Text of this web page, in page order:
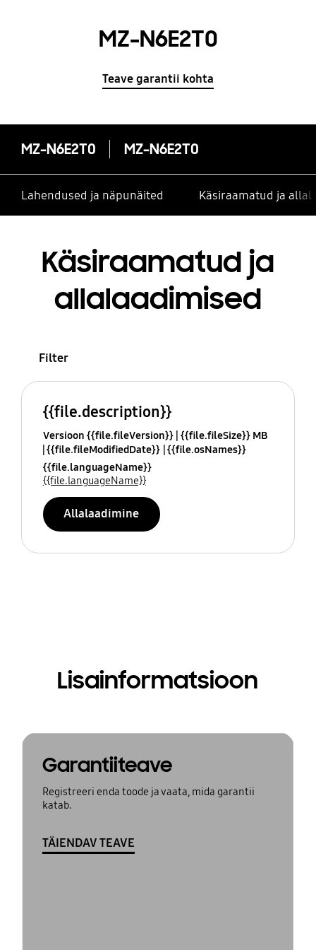
MZ-N6E2T0
Teave garantii kohta
MZ-N6E2T0 MZ-N6E2T0
Lahendused ja näpunäited Käsiraamatud ja
Käsiraamatud ja
allalaadimised
Filter
{{file.description}}
Versioon {{file.fileVersion}} {{file.fileSize}} MB
{{file.fileModifiedDate}} {{file.osNames}}
{{file.languageName}}
{{file.languageName}}
Allalaadimine
Lisainformatsioon
Garantiiteave
Registreeri enda toode ja vaata, mida garantii
katab.
TÄIENDAV TEAVE